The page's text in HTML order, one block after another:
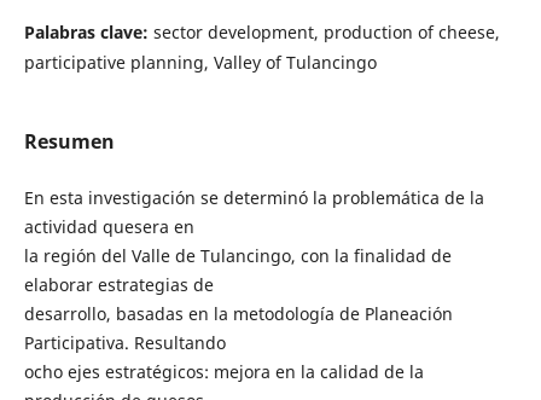
Palabras clave: sector development, production of cheese,
participative planning, Valley of Tulancingo
Resumen
En esta investigación se determinó la problemática de la
actividad quesera en
la región del Valle de Tulancingo, con la finalidad de
elaborar estrategias de
desarrollo, basadas en la metodología de Planeación
Participativa. Resultando
ocho ejes estratégicos: mejora en la calidad de la